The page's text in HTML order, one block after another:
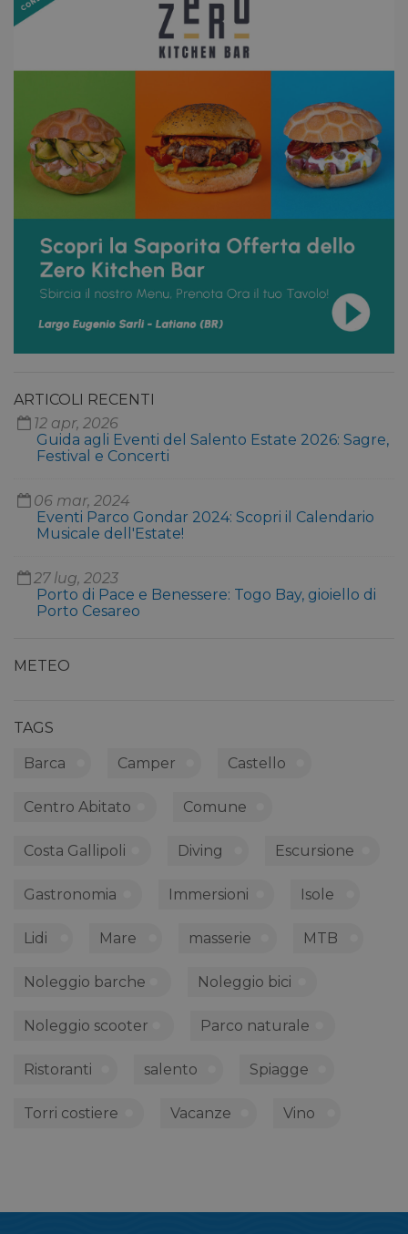
ARTICOLI RECENTI
12 apr, 2026
Guida agli Eventi del Salento Estate 2026: Sagre,
Festival e Concerti
06 mar, 2024
Eventi Parco Gondar 2024: Scopri il Calendario
Musicale dell'Estate!
27 lug, 2023
Porto di Pace e Benessere: Togo Bay, gioiello di
Porto Cesareo
METEO
TAGS
Barca Camper Castello
Centro Abitato Comune
Costa Gallipoli Diving Escursione
Gastronomia Immersioni Isole
Lidi Mare masserie MTB
Noleggio barche Noleggio bici
Noleggio scooter Parco naturale
Ristoranti salento Spiagge
Torri costiere Vacanze Vino